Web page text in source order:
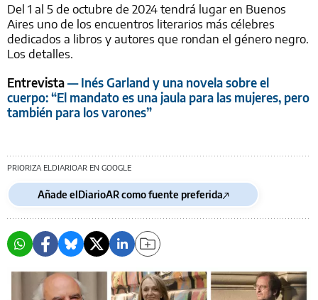
Del 1 al 5 de octubre de 2024 tendrá lugar en Buenos
Aires uno de los encuentros literarios más célebres
dedicados a libros y autores que rondan el género negro.
Los detalles.
Entrevista— Inés Garland y una novela sobre el
cuerpo: “El mandato es una jaula para las mujeres, pero
también para los varones”
PRIORIZA ELDIARIOAR EN GOOGLE
Añade elDiarioAR como fuente preferida